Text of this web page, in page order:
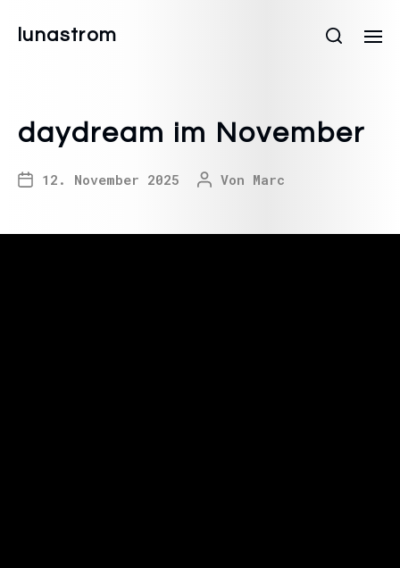
lunastrom
daydream im November
12. November 2025 Von Marc